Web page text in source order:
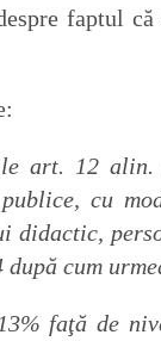
faptul
art. 12 alin.
cu
didactic,
cum
faţă de